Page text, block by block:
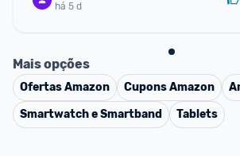
há 5 d
Mais opções
OfertasAmazon CuponsAmazon
Smartwatch e Smartband
Tablets